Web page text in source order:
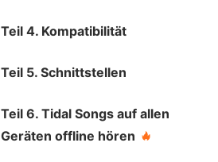
Teil 4. Kompatibilität
Teil 5. Schnittstellen
Teil 6. Tidal Songs auf allen
Geräten offline hören